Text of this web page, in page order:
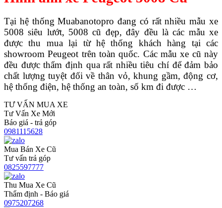
Tại hệ thống Muabanotopro đang có rất nhiều mẫu xe
5008 siêu lướt, 5008 cũ đẹp, đây đều là các mẫu xe
được thu mua lại từ hệ thống khách hàng tại các
showroom Peugeot trên toàn quốc. Các mẫu xe cũ này
đều được thẩm định qua rất nhiều tiêu chí để đảm bảo
chất lượng tuyệt đối về thân vỏ, khung gầm, động cơ,
hệ thống điện, hệ thống an toàn, số km đi được …
TƯ VẤN MUA XE
Tư Vấn Xe Mới
Báo giá - trả góp
0981115628
Mua Bán Xe Cũ
Tư vấn trả góp
0825597777
Thu Mua Xe Cũ
Thẩm định - Báo giá
0975207268